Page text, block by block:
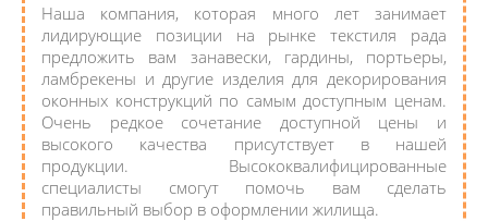
Наша компания, которая много лет занимает
лидирующие позиции на рынке текстиля рада
предложить вам занавески, гардины, портьеры,
ламбрекены и другие изделия для декорирования
оконных конструкций по самым доступным ценам.
Очень редкое сочетание доступной цены и
высокого качества присутствует в нашей
продукции. Высококвалифицированные
специалисты смогут помочь вам сделать
правильный выбор в оформлении жилища.